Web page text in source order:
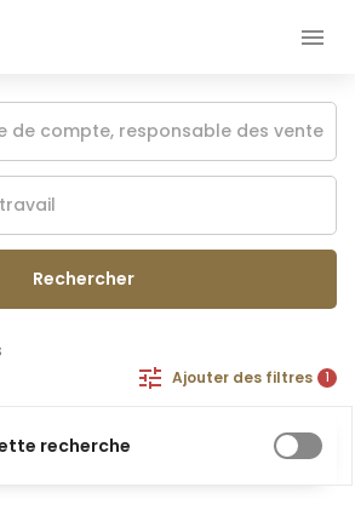
Rechercher
Ajouter des filtres 1
recherche